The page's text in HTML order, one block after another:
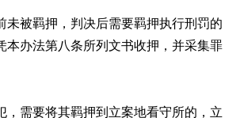
被羁押，判决后需要羁押执行刑罚的
本办法第八条所列文书收押，并采集罪
，需要将其羁押到立案地看守所的，立